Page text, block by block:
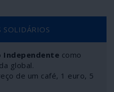
SOLIDÁRIOS
Independente como
global.
de um café, 1 euro, 5